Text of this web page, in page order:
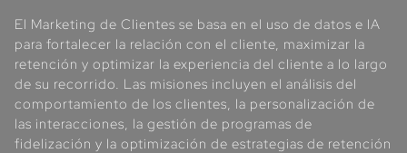
El Marketing de Clientes se basa en el uso de datos e IA
para fortalecer la relación con el cliente, maximizar la
retención y optimizar la experiencia del cliente a lo largo
de su recorrido. Las misiones incluyen el análisis del
comportamiento de los clientes, la personalización de
las interacciones, la gestión de programas de
fidelización y la optimización de estrategias de retención